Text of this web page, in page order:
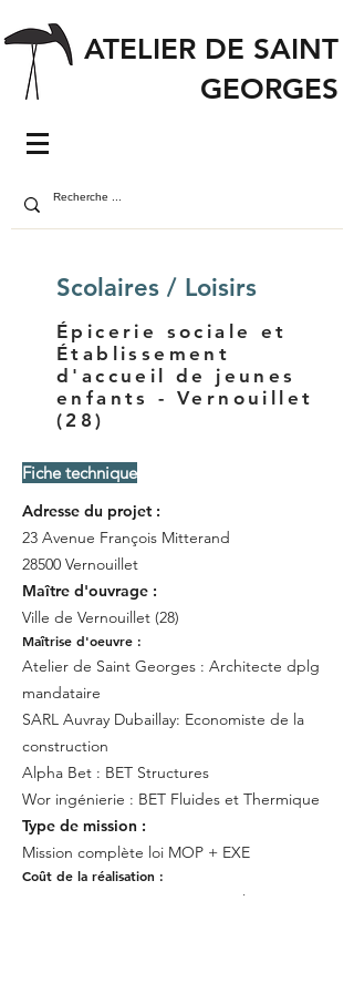
ATELIER DE SAINT
GEORGES
Scolaires / Loisirs
Épicerie sociale et
Établissement
d'accueil de jeunes
enfants - Vernouillet
(28)
Fiche technique
Adresse du projet :
23 Avenue François Mitterand
28500 Vernouillet
Maître d'ouvrage :
Ville de Vernouillet (28)​
Maîtrise d'oeuvre :
Atelier de Saint Georges : Architecte dplg
mandataire
SARL Auvray Dubaillay: Economiste de la
construction
Alpha Bet : BET Structures
Wor ingénierie : BET Fluides et Thermique
Type de mission :
Mission complète loi MOP + EXE
Coût de la réalisation :
990 000 € / SHON 796.4 m² / Utile : 724 m²